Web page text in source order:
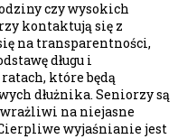
czy wysokich
kontaktują się z
na transparentności,
długu i
które będą
dłużnika. Seniorzy są
na niejasne
wyjaśnianie jest